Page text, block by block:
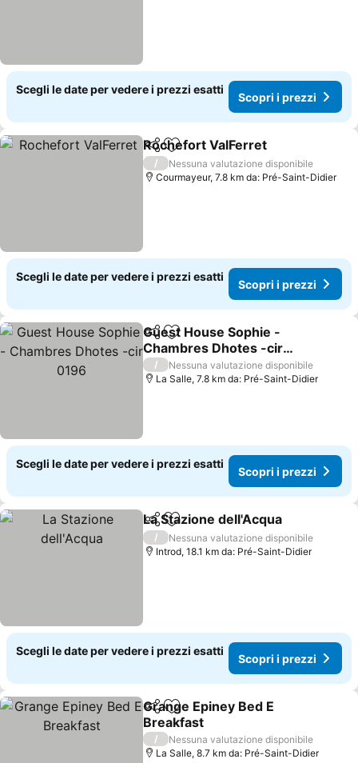
Scegli le date per vedere i prezzi esatti
Scopri i prezzi
CondividiAggiungi ai preferiti
Rochefort ValFerret
/
Nessuna valutazione disponibile
Courmayeur, 7.8 km da: Pré-Saint-Didier
Scegli le date per vedere i prezzi esatti
Scopri i prezzi
CondividiAggiungi ai preferiti
Guest House Sophie -
Chambres Dhotes -cir
0196
/
Nessuna valutazione disponibile
La Salle, 7.8 km da: Pré-Saint-Didier
Scegli le date per vedere i prezzi esatti
Scopri i prezzi
CondividiAggiungi ai preferiti
La Stazione dell'Acqua
/
Nessuna valutazione disponibile
Introd, 18.1 km da: Pré-Saint-Didier
Scegli le date per vedere i prezzi esatti
Scopri i prezzi
CondividiAggiungi ai preferiti
Grange Epiney Bed E
Breakfast
/
Nessuna valutazione disponibile
La Salle, 8.7 km da: Pré-Saint-Didier